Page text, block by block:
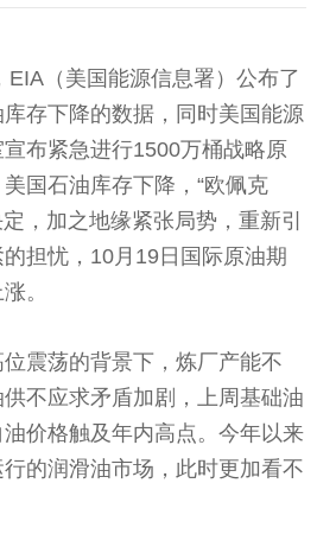
EIA（美国能源信息署）公布了
存下降的数据，同时美国能源
布紧急进行1500万桶战略原
国石油库存下降，“欧佩克
，加之地缘紧张局势，重新引
担忧，10月19日国际原油期
。
位震荡的背景下，炼厂产能不
不应求矛盾加剧，上周基础油
油价格触及年内高点。今年以来
的润滑油市场，此时更加看不